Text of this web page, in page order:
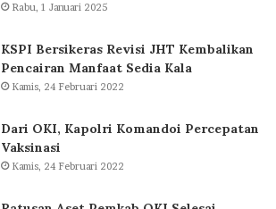
Rabu, 1 Januari 2025
KSPI Bersikeras Revisi JHT Kembalikan
Pencairan Manfaat Sedia Kala
Kamis, 24 Februari 2022
Dari OKI, Kapolri Komandoi Percepatan
Vaksinasi
Kamis, 24 Februari 2022